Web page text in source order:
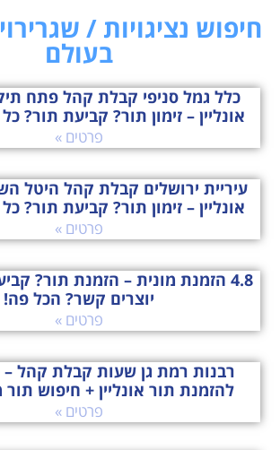
חיפוש נציגויות /
בעולם
כלל גמל סניפי קבלת קהל פתח
אונליין – זימון תור? קביעת תור?
פרטים »
עיריית ירושלים קבלת קהל היטל
אונליין – זימון תור? קביעת תור?
פרטים »
4.8 הזמנת מונית – הזמנת תור?
יוצרים קשר? הכל פה!
פרטים »
רבנות רמת גן שעות קבלת קהל –
להזמנת תור אונליין + חיפוש תור
פרטים »